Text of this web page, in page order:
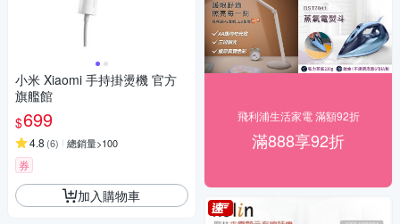
小米 Xiaomi 手持掛燙機 官方
旗艦館
$699
4.8 (6) 總銷量>100
券
加入購物車
飛利浦生活家電 滿額92折
滿888享92折